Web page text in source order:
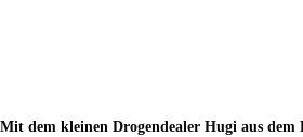
dem kleinen Drogendealer Hugi aus dem